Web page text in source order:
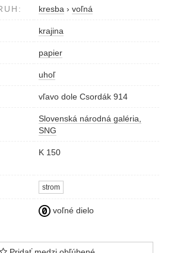
kresba › voľná
krajina
papier
uhoľ
vľavo dole Csordák 914
Slovenská národná galéria,
SNG
K 150
strom
voľné dielo